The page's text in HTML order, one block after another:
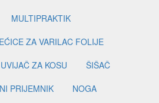
MULTIPRAKTIK
ZA VARILAC FOLIJE
UVIJAČ ZA KOSU
ŠIŠAČ
PRIJEMNIK
NOGA